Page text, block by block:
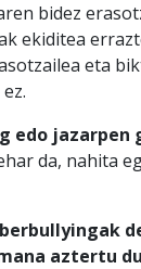
bidez
ekiditea
eta
edo jazarpen
da, nahita
aztertu